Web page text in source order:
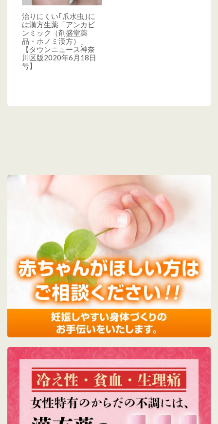
治りにくい｢爪水虫｣に
は漢方生薬「アンカビ
ンミック（剤盛堂薬
品・ホノミ漢方）」
【タウンニュース神奈
川区版2020年6月18日
号】